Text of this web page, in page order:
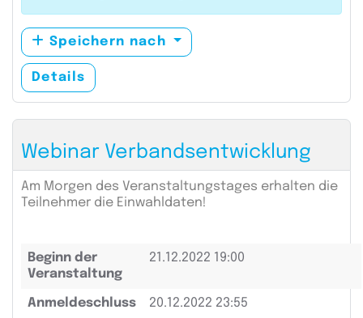
Speichern nach
Details
Webinar Verbandsentwicklung
Am Morgen des Veranstaltungstages erhalten die
Teilnehmer die Einwahldaten!
Beginn der
Veranstaltung
21.12.2022 19:00
Anmeldeschluss 20.12.2022 23:55